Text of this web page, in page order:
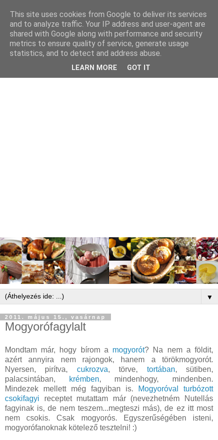
▼
2011. május 15., vasárnap
Mogyorófagylalt
Mondtam már, hogy bírom a mogyorót? Na nem a földit,
azért annyira nem rajongok, hanem a törökmogyorót.
Nyersen, pirítva, cukrozva, törve, tortában, sütiben,
palacsintában,
krémben, mindenhogy, mindenben.
Mindezek mellett még fagyiban is.
Mogyoróval turbózott
csokifagyi receptet mutattam már (nevezhetném Nutellás
fagyinak is, de nem teszem...megteszi más), de ez itt most
nem csokis. Csak mogyorós. Egyszerűségében isteni,
mogyorófanoknak kötelező tesztelni! :)
This site uses cookies from Google to deliver its services
and to analyze traffic. Your IP address and user-agent are
shared with Google along with performance and security
metrics to ensure quality of service, generate usage
statistics, and to detect and address abuse.
LEARN MORE GOT IT